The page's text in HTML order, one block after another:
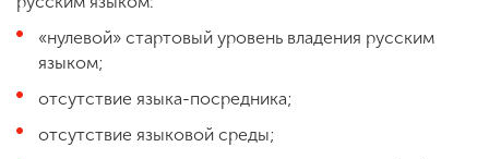
«нулевой» стартовый уровень владения русским
языком;
отсутствие языка-посредника;
отсутствие языковой среды;